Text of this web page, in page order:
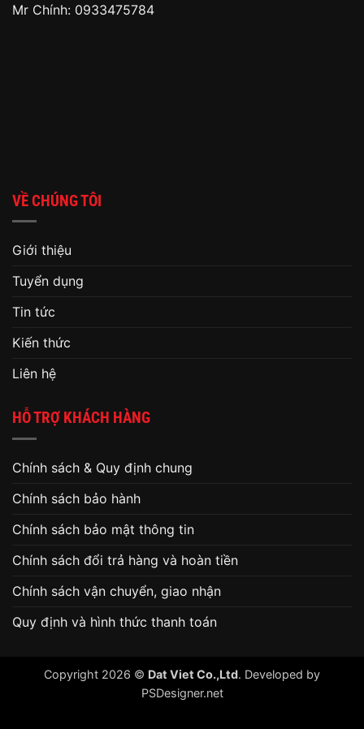
Mr Chính: 0933475784
VỀ CHÚNG TÔI
Giới thiệu
Tuyển dụng
Tin tức
Kiến thức
Liên hệ
HỖ TRỢ KHÁCH HÀNG
Chính sách & Quy định chung
Chính sách bảo hành
Chính sách bảo mật thông tin
Chính sách đổi trả hàng và hoàn tiền
Chính sách vận chuyển, giao nhận
Quy định và hình thức thanh toán
Copyright 2026 © Dat Viet Co.,Ltd. Developed by
PSDesigner.net